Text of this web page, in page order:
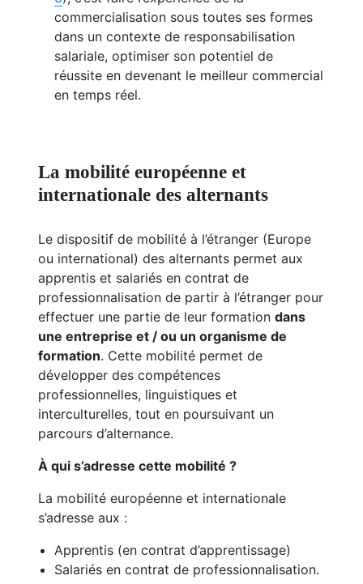
commercialisation sous toutes ses formes
dans un contexte de responsabilisation
salariale, optimiser son potentiel de
réussite en devenant le meilleur commercial
en temps réel.
La mobilité européenne et
internationale des alternants
Le dispositif de mobilité à l’étranger (Europe
ou international) des alternants permet aux
apprentis et salariés en contrat de
professionnalisation de partir à l’étranger pour
effectuer une partie de leur formationdans
une entreprise et / ou un organisme de
formation. Cette mobilité permet de
développer des compétences
professionnelles, linguistiques et
interculturelles, tout en poursuivant un
parcours d’alternance.
À qui s’adresse cette mobilité ?
La mobilité européenne et internationale
s’adresse aux :
Apprentis (en contrat d’apprentissage)
Salariés en contrat de professionnalisation.